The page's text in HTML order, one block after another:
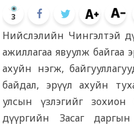
3
Нийслэлийн Чингэлтэй
ажиллагаа явуулж
ахуйн нэгж,
байдал, эрүүл ахуйн
улсын үзлэгийг зохион
дүүргийн Засаг